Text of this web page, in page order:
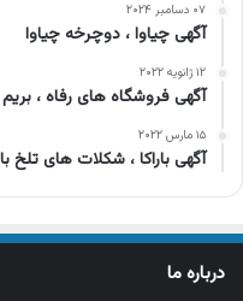
۰۷ دسامبر ۲۰۲۴
آگهی چیاوا ، دوچرخه چیاوا
۱۲ ژانویه ۲۰۲۲
آگهی فروشگاه های رفاه ،
۱۵ مارس ۲۰۲۲
آگهی باراکا ، شکلات های تلخ
درباره ما